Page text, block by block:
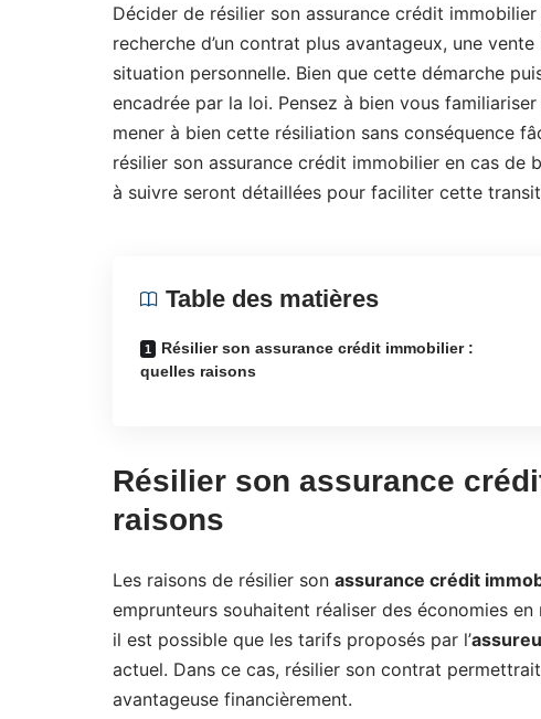
Décider de résilier son assurance crédit
recherche d’un contrat plus avantageux, une
situation personnelle. Bien que cette démarche
encadrée par la loi. Pensez à bien vous
mener à bien cette résiliation sans conséquence
résilier son assurance crédit immobilier en cas de
à suivre seront détaillées pour faciliter cette
Table des matières
Résilier son assurance crédit immobilier :
quelles raisons
Résilier son assurance
raisons
Les raisons de résilier son assurance crédit
emprunteurs souhaitent réaliser des économies
il est possible que les tarifs proposés par l’
actuel. Dans ce cas, résilier son contrat
avantageuse financièrement.